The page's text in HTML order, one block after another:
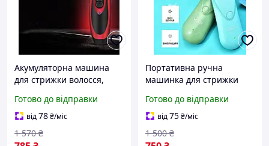
Акумуляторна машина
для стрижки волосся,
машинка для стрижки
волосся (2 акб, 4 насадки),
DVS
Готово до відправки
від78₴/міс
1 570 ₴
Портативна ручна
машинка для стрижки
Електрична машинка для
стрижки, DVS
Готово до відправки
від75₴/міс
1 500 ₴